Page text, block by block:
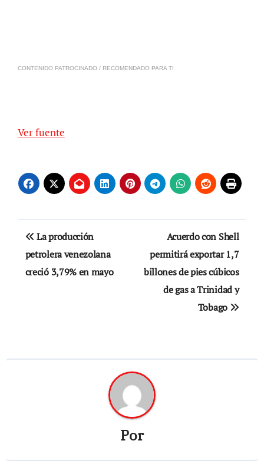
CONTENIDO PATROCINADO / RECOMENDADO PARA TI
Ver fuente
Navegación
de
entradas
La producción
petrolera venezolana
creció 3,79% en mayo
Acuerdo con Shell
permitirá exportar 1,7
billones de pies cúbicos
de gas a Trinidad y
Tobago
Por